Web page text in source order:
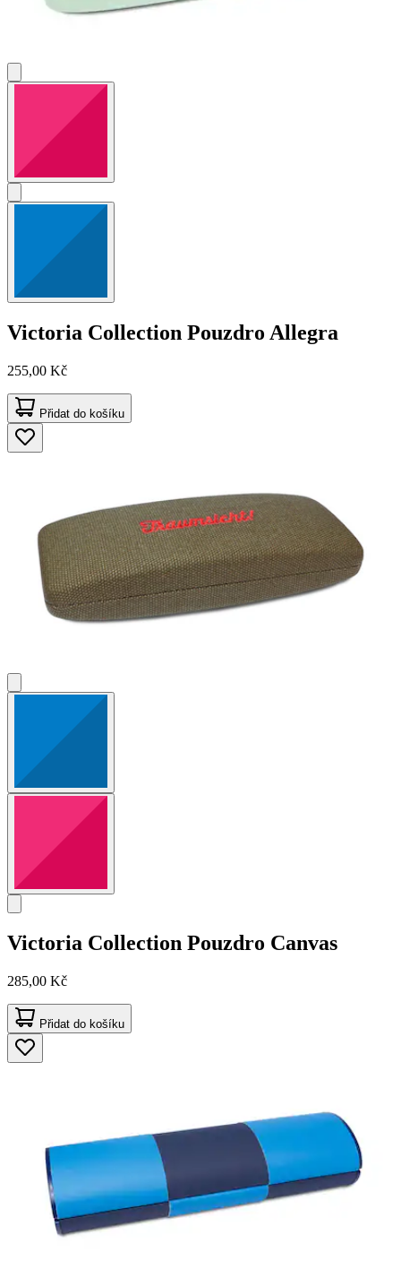
Victoria Collection Pouzdro Allegra
255,00 Kč
Přidat do košíku
Victoria Collection Pouzdro Canvas
285,00 Kč
Přidat do košíku